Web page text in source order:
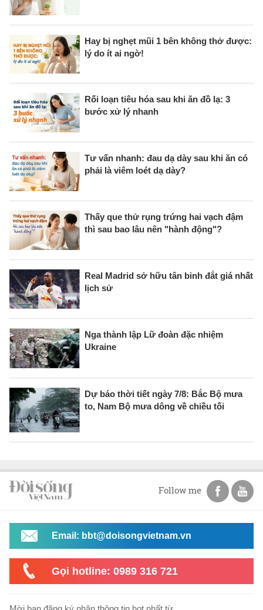
Hay bị nghẹt mũi 1 bên không thở được:
lý do ít ai ngờ!
Rối loạn tiêu hóa sau khi ăn đồ lạ: 3
bước xử lý nhanh
Tư vấn nhanh: đau dạ dày sau khi ăn có
phải là viêm loét dạ dày?
Thấy que thử rụng trứng hai vạch đậm
thì sau bao lâu nên "hành động"?
Real Madrid sở hữu tân binh đắt giá nhất
lịch sử
Nga thành lập Lữ đoàn đặc nhiệm
Ukraine
Dự báo thời tiết ngày 7/8: Bắc Bộ mưa
to, Nam Bộ mưa dông về chiều tối
Follow me
Email: bbt@doisongvietnam.vn
Gọi hotline: 0989 316 721